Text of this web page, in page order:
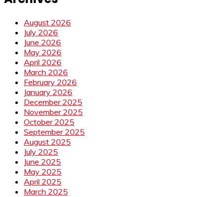
August 2026
July 2026
June 2026
May 2026
April 2026
March 2026
February 2026
January 2026
December 2025
November 2025
October 2025
September 2025
August 2025
July 2025
June 2025
May 2025
April 2025
March 2025